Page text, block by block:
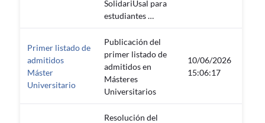
SolidariUsal para
estudiantes …
Primer listado de
admitidos
Máster
Universitario
Publicación del
primer listado de
admitidos en
Másteres
Universitarios
10/06/2026
15:06:17
Resolución del